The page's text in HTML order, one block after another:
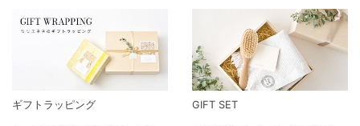
ギフトラッピング GIFT SET